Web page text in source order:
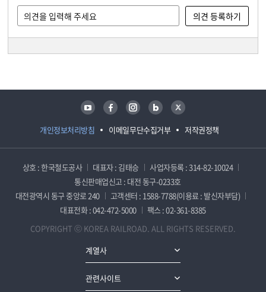
개인정보처리방침 이메일무단수집거부 저작권정책
유튜브 페이스북 인스타그램 블로그 트위터
상호 : 한국철도공사 대표자 : 김태승
사업자등록 : 314-82-10024
통신판매업신고 : 대전 동구-0233호
대전광역시 동구 중앙로 240
고객센터 : 1588-7788(이용료 : 발신자부담)
대표전화 : 042-472-5000
팩스 : 02-361-8385
COPYRIGHT ⓒ KOREA RAILROAD. ALL RIGHTS RESERVED.
계열사
관련사이트